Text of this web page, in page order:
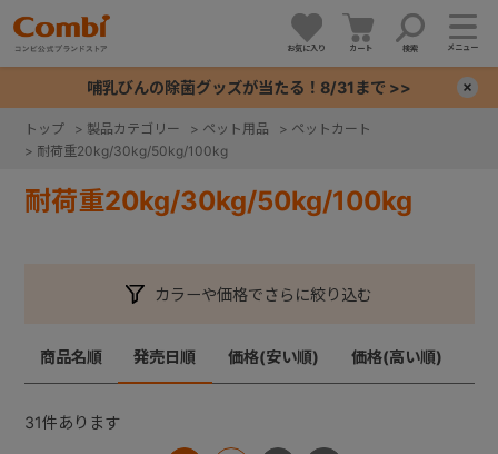
お気に入り カート 検索 メニュー
哺乳びんの除菌グッズが当たる！8/31まで >>
トップ > 製品カテゴリー > ペット用品 > ペットカート
> 耐荷重20kg/30kg/50kg/100kg
耐荷重20kg/30kg/50kg/100kg
カラーや価格でさらに絞り込む
商品名順 発売日順 価格(安い順) 価格(高い順)
31件あります